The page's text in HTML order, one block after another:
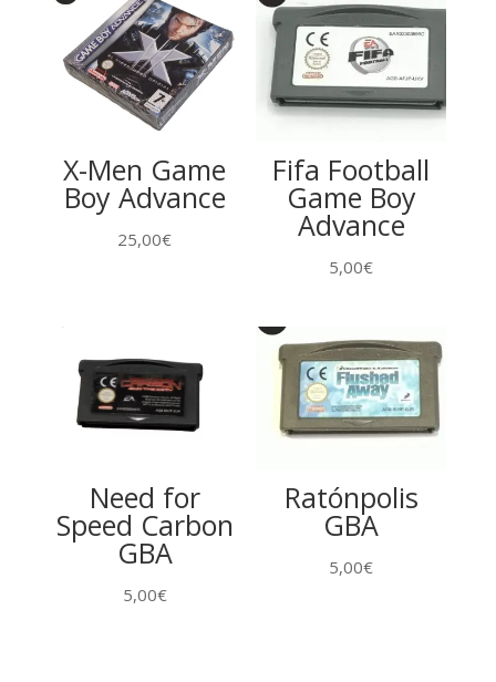
X-Men Game
Boy Advance
25,00€
Fifa Football
Game Boy
Advance
5,00€
Need for
Speed Carbon
GBA
5,00€
Ratónpolis
GBA
5,00€